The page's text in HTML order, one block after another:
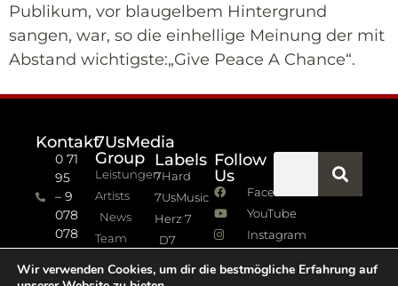
Publikum, vor blaugelbem Hintergrund
sangen, war, so die einhellige Meinung der mit
Abstand wichtigste:„Give Peace A Chance“.
Kontakt
0 71
95
– 9
078
078
sevenus.de
7UsMedia
Group
Leistungen
Artists
News
Team
Labels
7Hard
7UsMusic
Herz 7
D7
7Jazz
Follow
Us
Facebook
YouTube
Instagram
Wir verwenden Cookies, um dir die bestmögliche Erfahrung auf